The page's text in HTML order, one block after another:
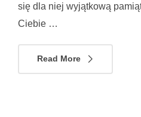
się dla niej wyjątkową
Ciebie …
Read More